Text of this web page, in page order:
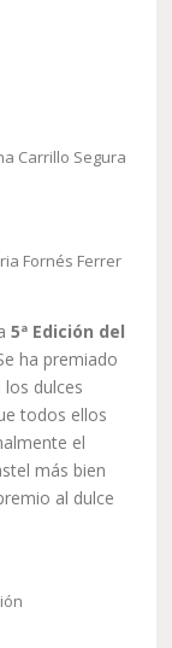
Carrillo Segura
Fornés Ferrer
5ª Edición del
ha premiado
dulces
todos ellos
el
más bien
al dulce